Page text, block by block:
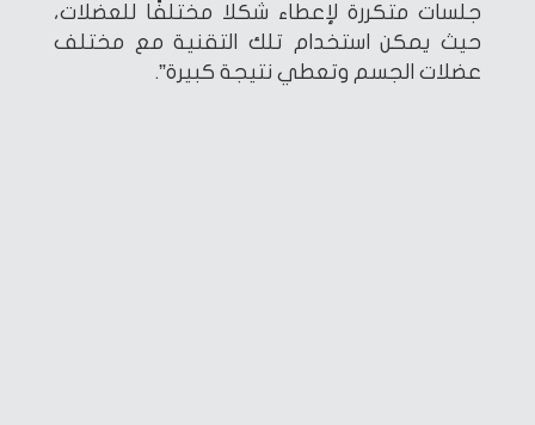
جلسات متكررة لإعطاء شكلا مختلفًا للعضلات،
حيث يمكن استخدام تلك التقنية مع مختلف
عضلات الجسم وتعطي نتيجة كبيرة”.